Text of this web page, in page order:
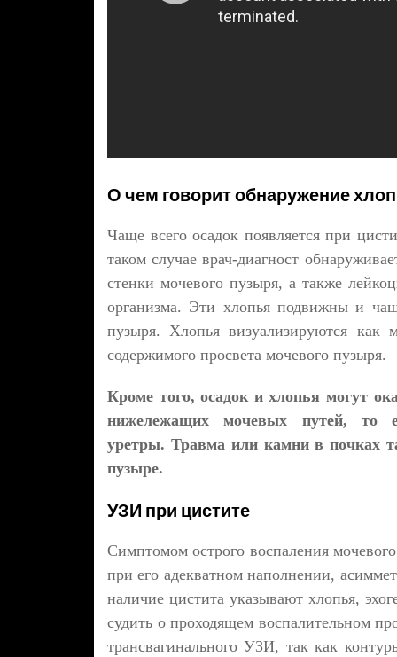
О чем говорит обнаружение
Чаще всего осадок появляется при
таком случае врач-диагност
стенки мочевого пузыря, а также
организма. Эти хлопья подвижны и
пузыря. Хлопья визуализируются как
содержимого просвета мочевого пузыря.
Кроме того, осадок и хлопья могут
нижележащих мочевых путей, то
уретры. Травма или камни в почках
пузыре.
УЗИ при цистите
Симптомом острого воспаления
при его адекватном наполнении,
наличие цистита указывают хлопья,
судить о проходящем воспалительном
трансвагинального УЗИ, так как